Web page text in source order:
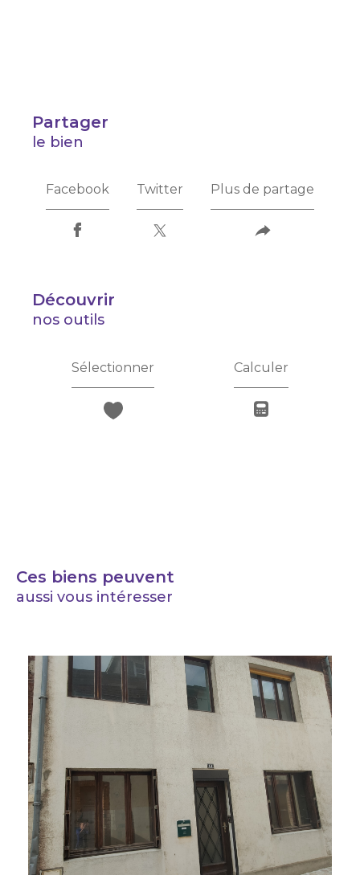
partager
le bien
Facebook Twitter Plus de partage
découvrir
nos outils
Sélectionner Calculer
Ces biens peuvent
aussi vous intéresser